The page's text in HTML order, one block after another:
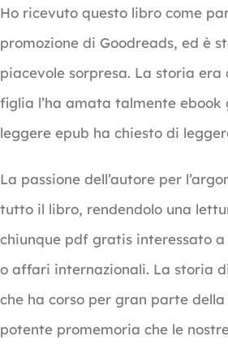
Ho ricevuto questo libro come
promozione di Goodreads, ed è
piacevole sorpresa. La storia era
figlia l’ha amata talmente ebook
leggere epub ha chiesto di
La passione dell’autore per
tutto il libro, rendendolo una
chiunque pdf gratis interessato
o affari internazionali. La storia
che ha corso per gran parte
potente promemoria che le